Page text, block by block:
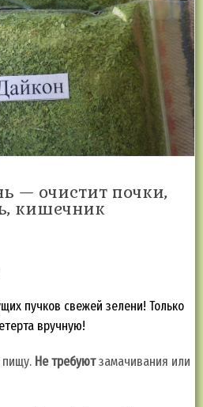
— очистит почки,
кишечник
пучков свежей зелени! Только
вручную!
Не требуютзамачивания или